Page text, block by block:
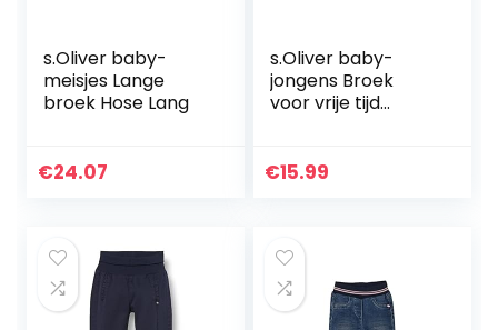
s.Oliver baby-
meisjes Lange
broek Hose Lang
€24.07
s.Oliver baby-
jongens Broek
voor vrije tijd
€15.99